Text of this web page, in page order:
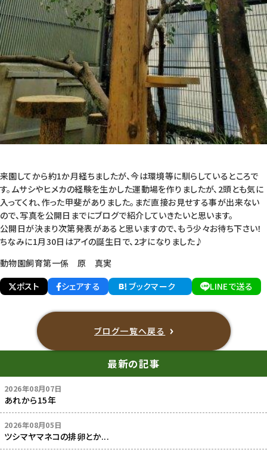
来園してから約1か月経ちましたが、今は環境等に馴らしているところで
す。ムサシやヒメカの経験を生かした運動場を作りましたが、2頭とも気に
入ってくれ、作った甲斐がありました。まだ直接お見せする事が出来ない
ので、写真を公開日までにブログで紹介していきたいと思います。
公開日が決まり次第発表があると思いますので、もう少々お待ち下さい！
ちなみに1月30日はアイの誕生日で、2才になりました♪
動物園飼育第一係 原 真実
ポスト
シェアする ブックマーク LINEで送る
ブログ一覧へ戻る
最新の記事
2026年08月07日
あれから15年
2026年08月05日
ツシマヤマネコの排卵とか...